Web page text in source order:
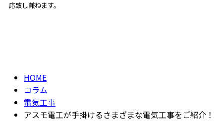
応致し兼ねます。
HOME
コラム
電気工事
アスモ電工が手掛けるさまざまな電気工事をご紹介！